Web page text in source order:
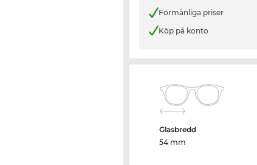
Förmånliga priser
Köp på konto
Glasbredd
54 mm